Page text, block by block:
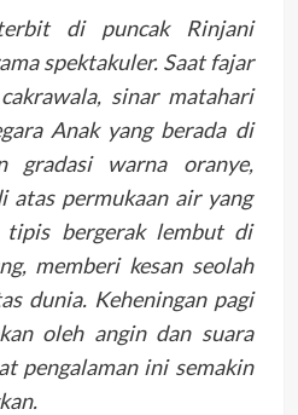
di puncak Rinjani
spektakuler. Saat fajar
sinar matahari
Anak yang berada di
gradasi warna oranye,
atas permukaan air yang
tipis bergerak lembut di
memberi kesan seolah
dunia. Keheningan pagi
oleh angin dan suara
pengalaman ini semakin